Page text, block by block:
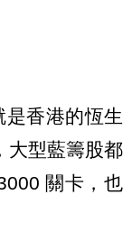
香港的恆生
大型藍籌股都
關卡，也